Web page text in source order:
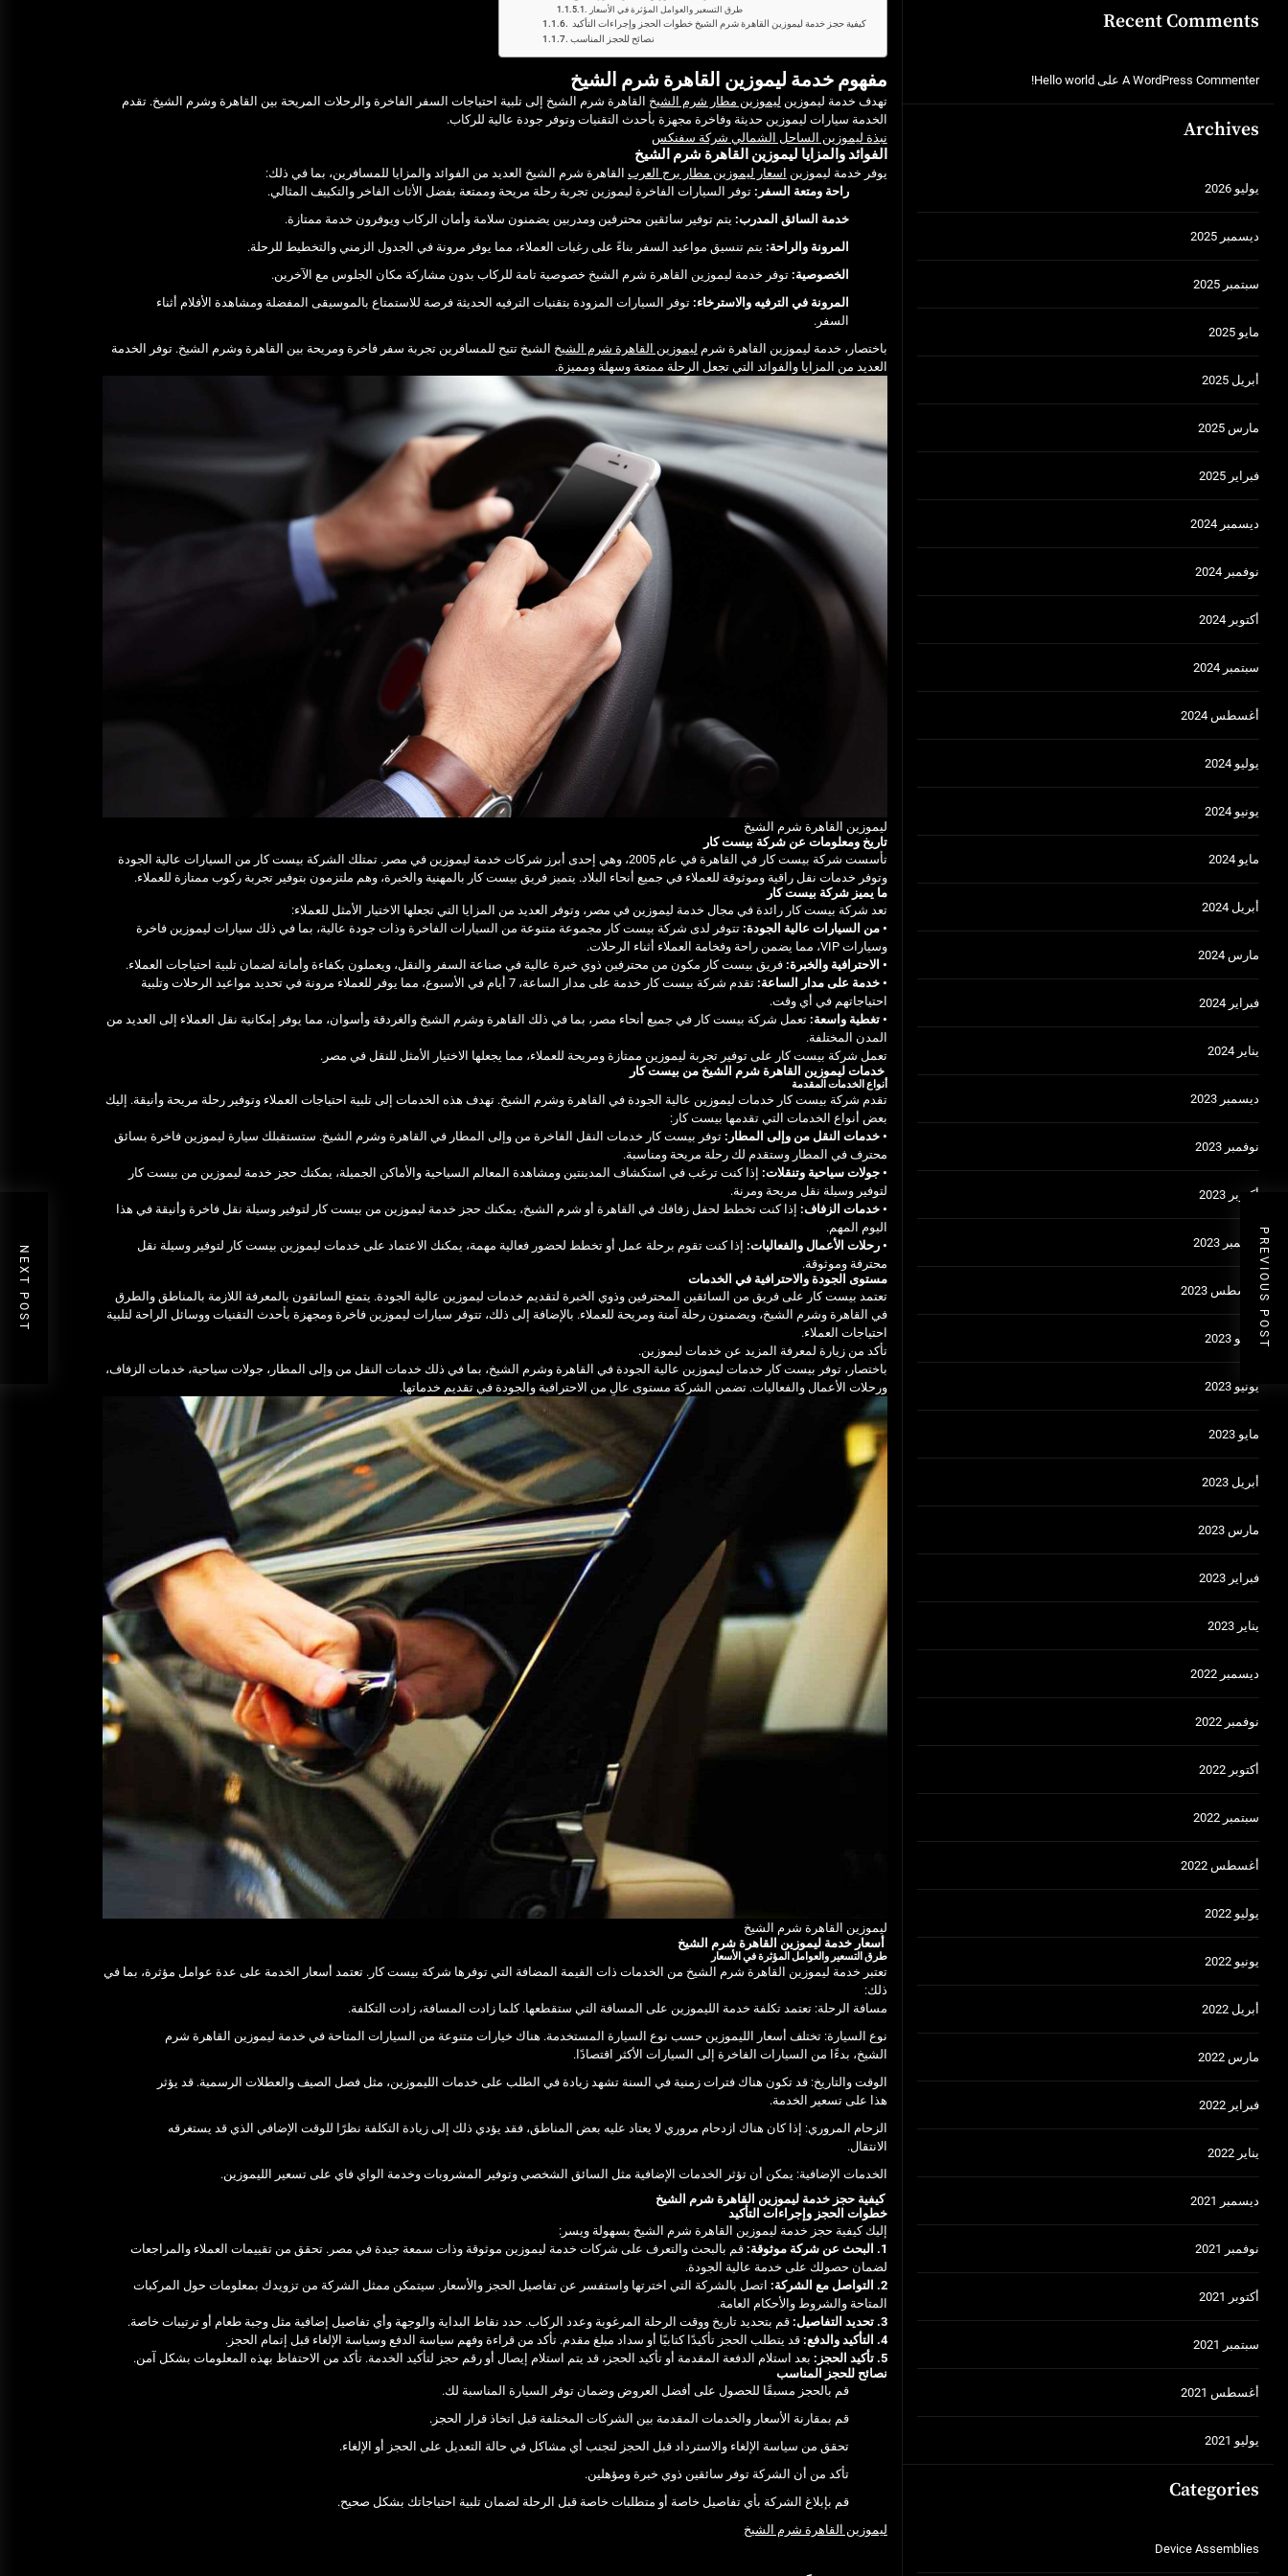
طرق التسعير والعوامل المؤثرة في الأسعار
كيفية حجز خدمة ليموزين القاهرة شرم الشيخ خطوات الحجز وإجراءات التأكيد
نصائح للحجز المناسب
مفهوم خدمة ليموزين القاهرة شرم الشيخ
تهدف خدمة ليموزين ليموزين مطار شرم الشيخ القاهرة شرم الشيخ إلى تلبية احتياجات السفر الفاخرة والرحلات المريحة بين القاهرة وشرم الشيخ. تقدم
الخدمة سيارات ليموزين حديثة وفاخرة مجهزة بأحدث التقنيات وتوفر جودة عالية للركاب.
نبذة ليموزين الساحل الشمالي شركة سفنكس
الفوائد والمزايا ليموزين القاهرة شرم الشيخ
يوفر خدمة ليموزين اسعار ليموزين مطار برج العرب القاهرة شرم الشيخ العديد من الفوائد والمزايا للمسافرين، بما في ذلك:
راحة ومتعة السفر: توفر السيارات الفاخرة ليموزين تجربة رحلة مريحة وممتعة بفضل الأثاث الفاخر والتكييف المثالي.
خدمة السائق المدرب: يتم توفير سائقين محترفين ومدربين يضمنون سلامة وأمان الركاب ويوفرون خدمة ممتازة.
المرونة والراحة: يتم تنسيق مواعيد السفر بناءً على رغبات العملاء، مما يوفر مرونة في الجدول الزمني والتخطيط للرحلة.
الخصوصية: توفر خدمة ليموزين القاهرة شرم الشيخ خصوصية تامة للركاب بدون مشاركة مكان الجلوس مع الآخرين.
المرونة في الترفيه والاسترخاء: توفر السيارات المزودة بتقنيات الترفيه الحديثة فرصة للاستمتاع بالموسيقى المفضلة ومشاهدة الأفلام أثناء
السفر.
باختصار، خدمة ليموزين القاهرة شرم ليموزين القاهرة شرم الشيخ الشيخ تتيح للمسافرين تجربة سفر فاخرة ومريحة بين القاهرة وشرم الشيخ. توفر الخدمة
العديد من المزايا والفوائد التي تجعل الرحلة ممتعة وسهلة ومميزة.
ليموزين القاهرة شرم الشيخ
تاريخ ومعلومات عن شركة بيست كار
تأسست شركة بيست كار في القاهرة في عام 2005، وهي إحدى أبرز شركات خدمة ليموزين في مصر. تمتلك الشركة بيست كار من السيارات عالية الجودة
وتوفر خدمات نقل راقية وموثوقة للعملاء في جميع أنحاء البلاد. يتميز فريق بيست كار بالمهنية والخبرة، وهم ملتزمون بتوفير تجربة ركوب ممتازة للعملاء.
ما يميز شركة بيست كار
تعد شركة بيست كار رائدة في مجال خدمة ليموزين في مصر، وتوفر العديد من المزايا التي تجعلها الاختيار الأمثل للعملاء:
• من السيارات عالية الجودة: تتوفر لدى شركة بيست كار مجموعة متنوعة من السيارات الفاخرة وذات جودة عالية، بما في ذلك سيارات ليموزين فاخرة
وسيارات VIP، مما يضمن راحة وفخامة العملاء أثناء الرحلات.
• الاحترافية والخبرة: فريق بيست كار مكون من محترفين ذوي خبرة عالية في صناعة السفر والنقل، ويعملون بكفاءة وأمانة لضمان تلبية احتياجات العملاء.
• خدمة على مدار الساعة:
تقدم شركة بيست كار خدمة على مدار الساعة، 7 أيام في الأسبوع، مما يوفر للعملاء مرونة في تحديد مواعيد الرحلات وتلبية
احتياجاتهم في أي وقت.
• تغطية واسعة: تعمل شركة بيست كار في جميع أنحاء مصر، بما في ذلك القاهرة وشرم الشيخ والغردقة وأسوان، مما يوفر إمكانية نقل العملاء إلى العديد من
المدن المختلفة.
تعمل شركة بيست كار على توفير تجربة ليموزين ممتازة ومريحة للعملاء، مما يجعلها الاختيار الأمثل للنقل في مصر.
خدمات ليموزين القاهرة شرم الشيخ من بيست كار
أنواع الخدمات المقدمة
تقدم شركة بيست كار خدمات ليموزين عالية الجودة في القاهرة وشرم الشيخ. تهدف هذه الخدمات إلى تلبية احتياجات العملاء وتوفير رحلة مريحة وأنيقة. إليك
بعض أنواع الخدمات التي تقدمها بيست كار:
• خدمات النقل من وإلى المطار: توفر بيست كار خدمات النقل الفاخرة من وإلى المطار في القاهرة وشرم الشيخ. ستستقبلك سيارة ليموزين فاخرة بسائق
محترف في المطار وستقدم لك رحلة مريحة ومناسبة.
• جولات سياحية وتنقلات: إذا كنت ترغب في استكشاف المدينتين ومشاهدة المعالم السياحية والأماكن الجميلة، يمكنك حجز خدمة ليموزين من بيست كار
لتوفير وسيلة نقل مريحة ومرنة.
• خدمات الزفاف: إذا كنت تخطط لحفل زفافك في القاهرة أو شرم الشيخ، يمكنك حجز خدمة ليموزين من بيست كار لتوفير وسيلة نقل فاخرة وأنيقة في هذا
اليوم المهم.
• رحلات الأعمال والفعاليات: إذا كنت تقوم برحلة عمل أو تخطط لحضور فعالية مهمة، يمكنك الاعتماد على خدمات ليموزين بيست كار لتوفير وسيلة نقل
محترفة وموثوقة.
مستوى الجودة والاحترافية في الخدمات
تعتمد بيست كار على فريق من السائقين المحترفين وذوي الخبرة لتقديم خدمات ليموزين عالية الجودة. يتمتع السائقون بالمعرفة اللازمة بالمناطق والطرق
في القاهرة وشرم الشيخ، ويضمنون رحلة آمنة ومريحة للعملاء. بالإضافة إلى ذلك، تتوفر سيارات ليموزين فاخرة ومجهزة بأحدث التقنيات ووسائل الراحة لتلبية
احتياجات العملاء.
تأكد من زيارة لمعرفة المزيد عن خدمات ليموزين.
باختصار، توفر بيست كار خدمات ليموزين عالية الجودة في القاهرة وشرم الشيخ، بما في ذلك خدمات النقل من وإلى المطار، جولات سياحية، خدمات الزفاف،
ورحلات الأعمال والفعاليات. تضمن الشركة مستوى عالٍ من الاحترافية والجودة في تقديم خدماتها.
ليموزين القاهرة شرم الشيخ
أسعار خدمة ليموزين القاهرة شرم الشيخ
طرق التسعير والعوامل المؤثرة في الأسعار
تعتبر خدمة ليموزين القاهرة شرم الشيخ من الخدمات ذات القيمة المضافة التي توفرها شركة بيست كار. تعتمد أسعار الخدمة على عدة عوامل مؤثرة، بما في
ذلك:
مسافة الرحلة: تعتمد تكلفة خدمة الليموزين على المسافة التي ستقطعها. كلما زادت المسافة، زادت التكلفة.
نوع السيارة: تختلف أسعار الليموزين حسب نوع السيارة المستخدمة. هناك خيارات متنوعة من السيارات المتاحة في خدمة ليموزين القاهرة شرم
الشيخ، بدءًا من السيارات الفاخرة إلى السيارات الأكثر اقتصادًا.
الوقت والتاريخ: قد تكون هناك فترات زمنية في السنة تشهد زيادة في الطلب على خدمات الليموزين، مثل فصل الصيف والعطلات الرسمية. قد يؤثر
هذا على تسعير الخدمة.
الزحام المروري: إذا كان هناك ازدحام مروري لا يعتاد عليه بعض المناطق، فقد يؤدي ذلك إلى زيادة التكلفة نظرًا للوقت الإضافي الذي قد يستغرقه
الانتقال.
الخدمات الإضافية: يمكن أن تؤثر الخدمات الإضافية مثل السائق الشخصي وتوفير المشروبات وخدمة الواي فاي على تسعير الليموزين.
كيفية حجز خدمة ليموزين القاهرة شرم الشيخ
خطوات الحجز وإجراءات التأكيد
إليك كيفية حجز خدمة ليموزين القاهرة شرم الشيخ بسهولة ويسر:
1. البحث عن شركة موثوقة:
قم بالبحث والتعرف على شركات خدمة ليموزين موثوقة وذات سمعة جيدة في مصر. تحقق من تقييمات العملاء والمراجعات
لضمان حصولك على خدمة عالية الجودة.
2. التواصل مع الشركة:
اتصل بالشركة التي اخترتها واستفسر عن تفاصيل الحجز والأسعار. سيتمكن ممثل الشركة من تزويدك بمعلومات حول المركبات
المتاحة والشروط والأحكام العامة.
3. تحديد التفاصيل:
قم بتحديد تاريخ ووقت الرحلة المرغوبة وعدد الركاب. حدد نقاط البداية والوجهة وأي تفاصيل إضافية مثل وجبة طعام أو ترتيبات خاصة.
4. التأكيد والدفع:
قد يتطلب الحجز تأكيدًا كتابيًا أو سداد مبلغ مقدم. تأكد من قراءة وفهم سياسة الدفع وسياسة الإلغاء قبل إتمام الحجز.
5. تأكيد الحجز:
بعد استلام الدفعة المقدمة أو تأكيد الحجز، قد يتم استلام إيصال أو رقم حجز لتأكيد الخدمة. تأكد من الاحتفاظ بهذه المعلومات بشكل آمن.
نصائح للحجز المناسب
قم بالحجز مسبقًا للحصول على أفضل العروض وضمان توفر السيارة المناسبة لك.
قم بمقارنة الأسعار والخدمات المقدمة بين الشركات المختلفة قبل اتخاذ قرار الحجز.
تحقق من سياسة الإلغاء والاسترداد قبل الحجز لتجنب أي مشاكل في حالة التعديل على الحجز أو الإلغاء.
تأكد من أن الشركة توفر سائقين ذوي خبرة ومؤهلين.
قم بإبلاغ الشركة بأي تفاصيل خاصة أو متطلبات خاصة قبل الرحلة لضمان تلبية احتياجاتك بشكل صحيح.
ليموزين القاهرة شرم الشيخ
PREVIOUS POST
NEXT POST
Recent Comments
A WordPress Commenter على Hello world!
Archives
يوليو 2026
ديسمبر 2025
سبتمبر 2025
مايو 2025
أبريل 2025
مارس 2025
فبراير 2025
ديسمبر 2024
نوفمبر 2024
أكتوبر 2024
سبتمبر 2024
أغسطس 2024
يوليو 2024
يونيو 2024
مايو 2024
أبريل 2024
مارس 2024
فبراير 2024
يناير 2024
ديسمبر 2023
نوفمبر 2023
أكتوبر 2023
سبتمبر 2023
أغسطس 2023
يوليو 2023
يونيو 2023
مايو 2023
أبريل 2023
مارس 2023
فبراير 2023
يناير 2023
ديسمبر 2022
نوفمبر 2022
أكتوبر 2022
سبتمبر 2022
أغسطس 2022
يوليو 2022
يونيو 2022
أبريل 2022
مارس 2022
فبراير 2022
يناير 2022
ديسمبر 2021
نوفمبر 2021
أكتوبر 2021
سبتمبر 2021
أغسطس 2021
يوليو 2021
Categories
Device Assemblies